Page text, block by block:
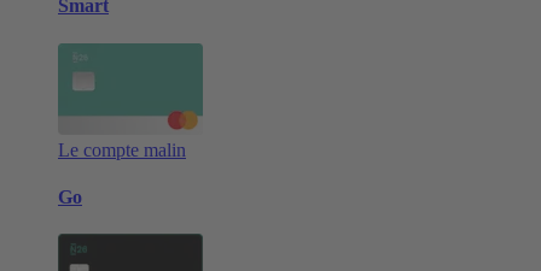
Smart
Le compte malin
Go